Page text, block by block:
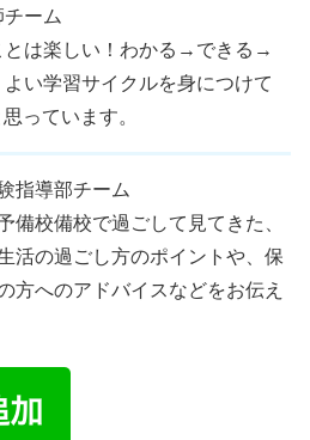
ーム
とは楽しい！わかる→できる→
よい学習サイクルを身につけて
っています。
指導部チーム
備校備校で過ごして見てきた、
活の過ごし方のポイントや、保
方へのアドバイスなどをお伝え